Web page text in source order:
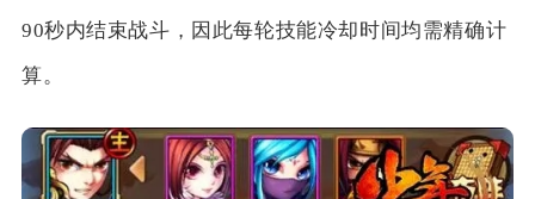
90秒内结束战斗，因此每轮技能冷却时间均需精确计
算。